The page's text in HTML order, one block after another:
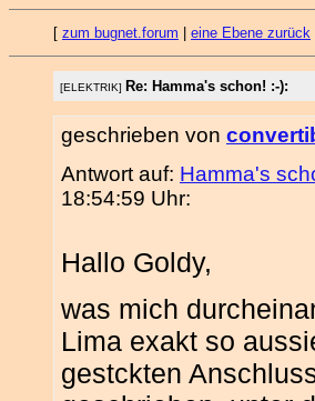
[ zum bugnet.forum eine Ebene zurück
[ELEKTRIK] Re: Hamma's schon! :-):
geschrieben von
Antwort auf: Hamma's
18:54:59 Uhr:
Hallo Goldy,
was mich
Lima exakt so
gestckten